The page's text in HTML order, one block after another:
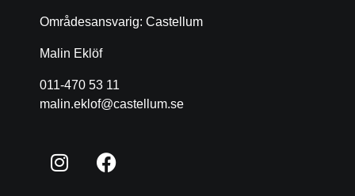
Områdesansvarig: Castellum
Malin Eklöf
011-470 53 11
malin.eklof@castellum.se